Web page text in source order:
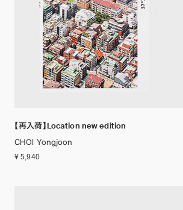
【再入荷】Location new edition
CHOI Yongjoon
¥ 5,940